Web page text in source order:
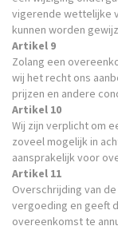
vigerende wettelijke
kunnen worden
Artikel 9
Zolang een
wij het recht ons
prijzen en andere
Artikel 10
Wij zijn verplicht om
zoveel mogelijk in
aansprakelijk voor
Artikel 11
Overschrijding van
vergoeding en geeft
overeenkomst te